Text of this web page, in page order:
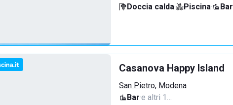
Doccia calda· Piscina· Bar
Casanova Happy Island
San Pietro, Modena
Bar·e altri 1…